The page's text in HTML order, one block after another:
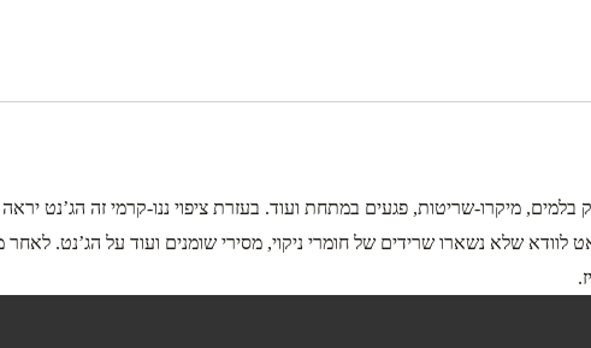
בלמים, מיקרו-שריטות, פגעים במתחת ועוד. בעזרת ציפוי ננו-קרמי זה הג’נט
שלא נשארו שרידים של חומרי ניקוי, מסירי שומנים ועוד על הג’נט.